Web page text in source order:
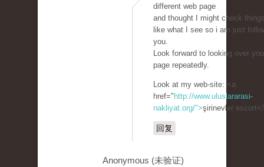
different web page
and thought I might check
like what I see so i am just
you.
Look forward to looking over
page repeatedly.
Look at my web-site: <a
href=" http://www.uluslararasi-
nakliyat.org/">şirinevler
回复
Anonymous (未验证)